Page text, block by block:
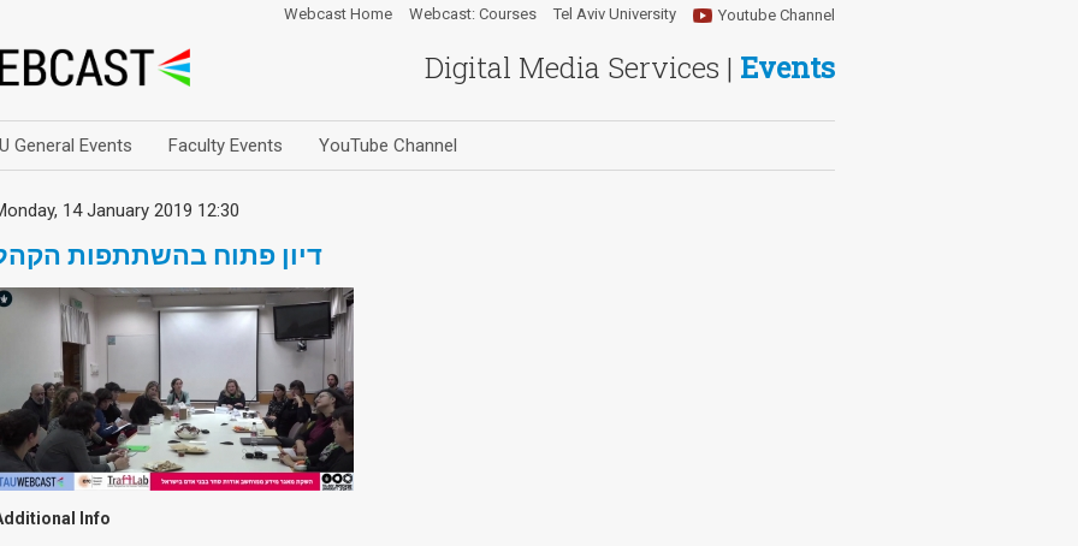
Digital Media Services | Events
Youtube Channel
Webcast Home Webcast: Courses Tel Aviv University
General Events Faculty Events YouTube Channel
14 January 2019 12:30
דיון פתוח בהשתתפות
Info